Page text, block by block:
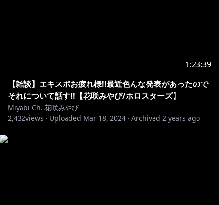
スケジュール # 開花予定
ボイス感想ハッシュタグ # 聞いたぞみやび
ーーーーーーーーーーーーーーーーーーーーーーーー
1:23:39
【雑談】エキスポお疲れ様!!最近色んな発表があったので
それについて話す!!【花咲みやび/ホロスターズ】
Miyabi Ch. 花咲みやび
2,432views · Uploaded Mar 18, 2024 · Archived 2 years ago